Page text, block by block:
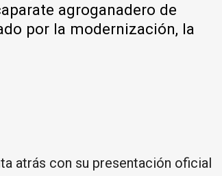
agroganadero de
por la modernización, la
atrás con su presentación oficial